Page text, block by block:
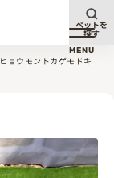
メニ
MENU
ペットを
探す
ヒョウモントカゲモドキ